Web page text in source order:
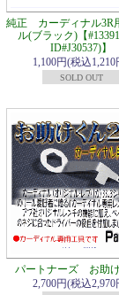
純正 カーディナル3R
ル(ブラック)【
ID#J30537)】
1,100円(税込1,210
SOLD OUT
パートナーズ お助
2,700円(税込2,970